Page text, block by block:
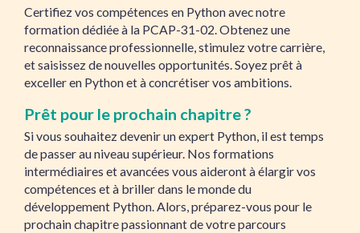
Certifiez vos compétences en Python avec notre
formation dédiée à la PCAP-31-02. Obtenez une
reconnaissance professionnelle, stimulez votre carrière,
et saisissez de nouvelles opportunités. Soyez prêt à
exceller en Python et à concrétiser vos ambitions.
Prêt pour le prochain chapitre ?
Si vous souhaitez devenir un expert Python, il est temps
de passer au niveau supérieur. Nos formations
intermédiaires et avancées vous aideront à élargir vos
compétences et à briller dans le monde du
développement Python. Alors, préparez-vous pour le
prochain chapitre passionnant de votre parcours